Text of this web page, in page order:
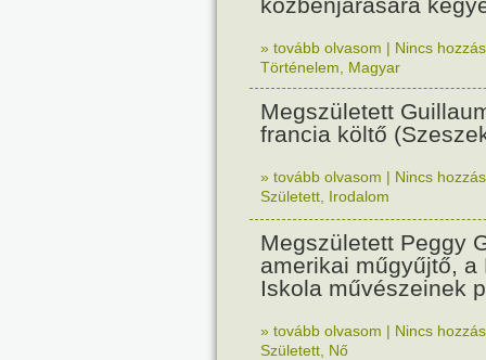
» tovább olvasom | Nincs
Történelem
Magyar
Megszületett
francia költő
» tovább olvasom | Nincs
Született Irodalom
Megszületett Peggy
amerikai műgyűjtő, a
Iskola művészeinek
» tovább olvasom | Nincs
Született Nő